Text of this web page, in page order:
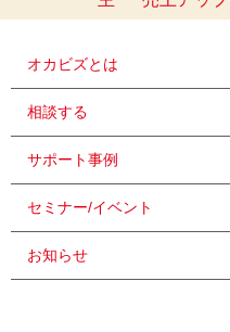
オカビズとは
相談する
サポート事例
セミナー/イベント
お知らせ